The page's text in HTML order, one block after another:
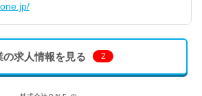
の求人情報を見る 2